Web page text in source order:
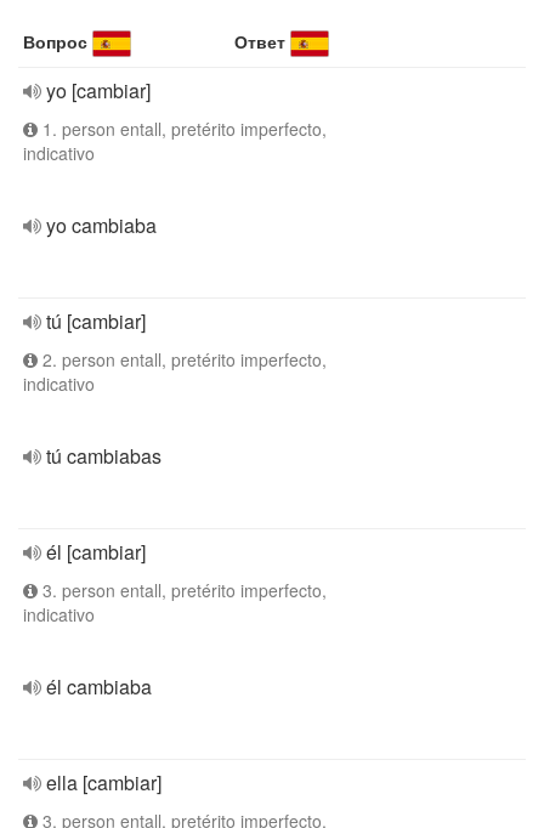
Вопрос Ответ
yo [cambiar]
1. person entall, pretérito imperfecto,
indicativo
yo cambiaba
tú [cambiar]
2. person entall, pretérito imperfecto,
indicativo
tú cambiabas
él [cambiar]
3. person entall, pretérito imperfecto,
indicativo
él cambiaba
ella [cambiar]
3. person entall, pretérito imperfecto,